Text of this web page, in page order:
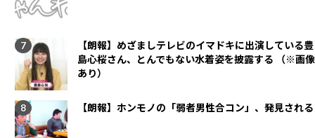
【朗報】めざましテレビのイマドキに出演している豊
島心桜さん、とんでもない水着姿を披露する （※画像
あり）
【朗報】ホンモノの「弱者男性合コン」、発見される